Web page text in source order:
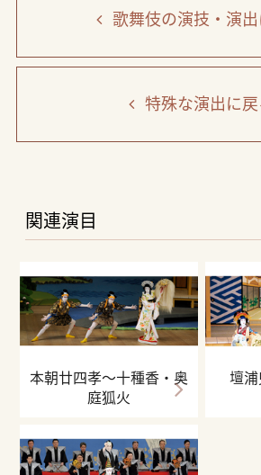
歌舞伎の演技・演出
特殊な演出 に戻
関連演目
本朝廿四孝〜十種香・奥
庭狐火
壇浦